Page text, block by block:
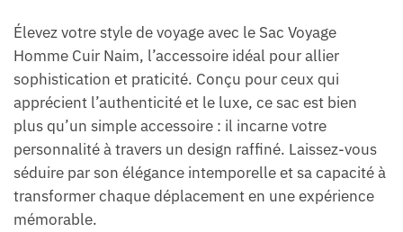
Élevez votre style de voyage avec le Sac Voyage
Homme Cuir Naim, l’accessoire idéal pour allier
sophistication et praticité. Conçu pour ceux qui
apprécient l’authenticité et le luxe, ce sac est bien
plus qu’un simple accessoire : il incarne votre
personnalité à travers un design raffiné. Laissez-vous
séduire par son élégance intemporelle et sa capacité à
transformer chaque déplacement en une expérience
mémorable.